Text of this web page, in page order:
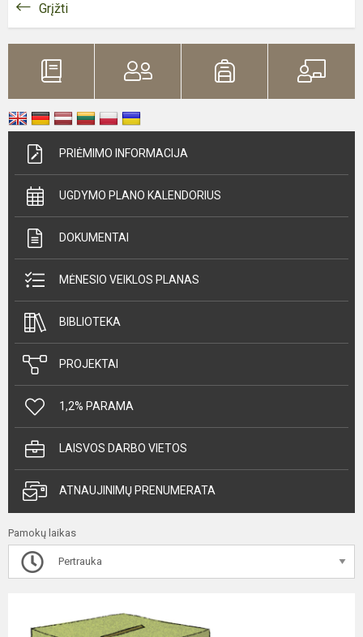
Grįžti
PRIĖMIMO INFORMACIJA
UGDYMO PLANO KALENDORIUS
DOKUMENTAI
MĖNESIO VEIKLOS PLANAS
BIBLIOTEKA
PROJEKTAI
1,2% PARAMA
LAISVOS DARBO VIETOS
ATNAUJINIMŲ PRENUMERATA
Pamokų laikas
Pertrauka